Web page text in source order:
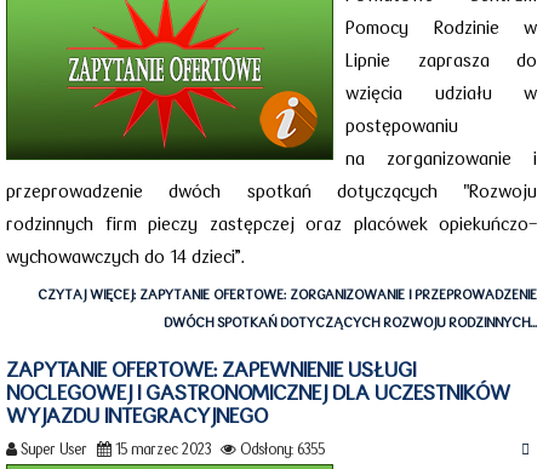
Pomocy Rodzinie w
Lipnie zaprasza do
wzięcia udziału w
postępowaniu
na zorganizowanie i
przeprowadzenie dwóch spotkań dotyczących "Rozwoju
rodzinnych firm pieczy zastępczej oraz placówek opiekuńczo-
wychowawczych do 14 dzieci”.
CZYTAJ WIĘCEJ: ZAPYTANIE OFERTOWE: ZORGANIZOWANIE I PRZEPROWADZENIE
DWÓCH SPOTKAŃ DOTYCZĄCYCH ROZWOJU RODZINNYCH...
ZAPYTANIE OFERTOWE: ZAPEWNIENIE USŁUGI
NOCLEGOWEJ I GASTRONOMICZNEJ DLA UCZESTNIKÓW
WYJAZDU INTEGRACYJNEGO
Super User 15 marzec 2023 Odsłony: 6355